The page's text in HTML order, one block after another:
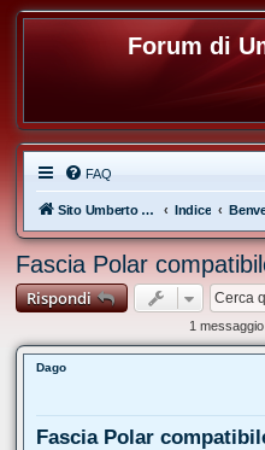
Forum di
FAQ
Sito Umberto Miletto Indice
Fascia Polar
Rispondi
1
Dago
Fascia Polar